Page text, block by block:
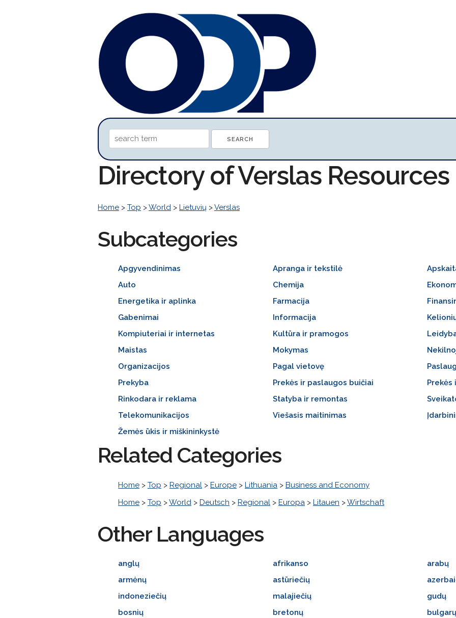
Directory of Verslas Resources
Home > Top >World > Lietuvių >Verslas
Subcategories
Apgyvendinimas Apranga ir tekstilė
Auto
Chemija
Energetika ir aplinka
Farmacija
Gabenimai
Informacija
Kompiuteriai ir internetas
Kultūra ir pramogos
Maistas
Mokymas
Organizacijos
Pagal vietovę
Prekyba
Prekės ir paslaugos buičiai
Prekės
Rinkodara ir reklama
Statyba ir remontas
Telekomunikacijos
Viešasis maitinimas
Žemės ūkis ir miškininkystė
Related Categories
Home > Top > Regional > Europe > Lithuania > Business and Economy
Home > Top >World > Deutsch > Regional > Europa > Litauen >Wirtschaft
Other Languages
anglų afrikanso
arabų
armėnų
astūriečių
indoneziečių
malajiečių
gudų
bosnių
bretonų
bulgarų